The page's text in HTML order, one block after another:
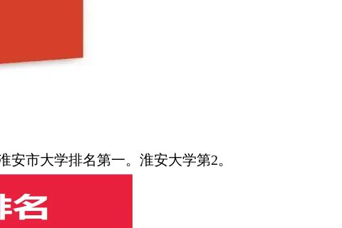
市大学排名第一。淮安大学第2。